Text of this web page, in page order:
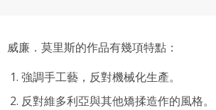
威廉．莫里斯的作品有幾項特點：
強調手工藝，反對機械化生產。
反對維多利亞與其他矯揉造作的風格。